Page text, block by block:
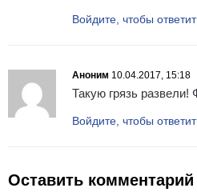
Войдите, чтобы
Аноним 10.04.2017, 15:18
Такую грязь развели!
Войдите, чтобы
Оставить